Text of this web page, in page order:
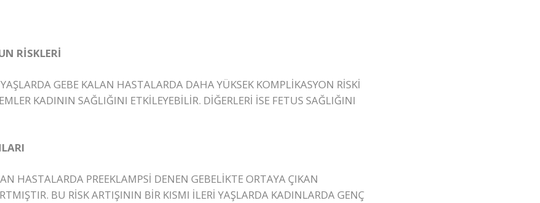
RİSKLERİ
GEBE KALAN HASTALARDA DAHA YÜKSEK KOMPLİKASYON RİSKİ
KADININ SAĞLIĞINI ETKİLEYEBİLİR. DİĞERLERİ İSE FETUS SAĞLIĞINI
HASTALARDA PREEKLAMPSİ DENEN GEBELİKTE ORTAYA ÇIKAN
BU RİSK ARTIŞININ BİR KISMI İLERİ YAŞLARDA KADINLARDA GENÇ